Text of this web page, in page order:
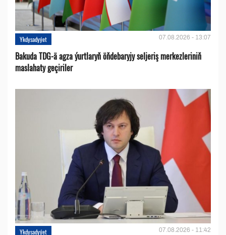
Ykdysadyýet 07.08.2026 - 13:07
Bakuda TDG-ä agza ýurtlaryň öňdebaryjy seljeriş merkezleriniň
maslahaty geçiriler
Ykdysadyýet 07.08.2026 - 11:42